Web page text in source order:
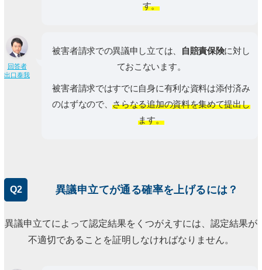
す。
回答者
出口泰我
被害者請求での異議申し立ては、 自賠責保険に対し
ておこないます。
被害者請求ではすでに自身に有利な資料は添付済み
のはずなので、さらなる追加の資料を集めて提出し
ます。
Q2 異議申立てが通る確率を上げるには？
異議申立てによって認定結果をくつがえすには、認定結果が
不適切であることを証明しなければなりません。